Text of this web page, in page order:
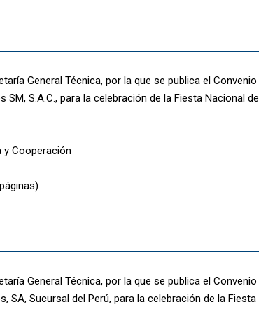
General Técnica, por la que se publica el Convenio
SM, S.A.C., para la celebración de la Fiesta Nacional de
y Cooperación
General Técnica, por la que se publica el Convenio
SA, Sucursal del Perú, para la celebración de la Fiesta